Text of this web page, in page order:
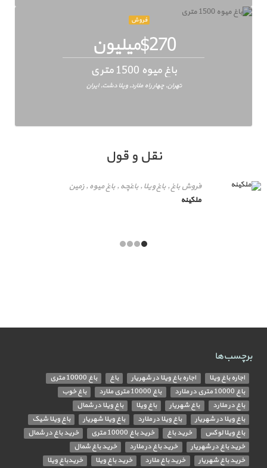
$270میلیون
فروش
باغ میوه 1500 متری
تهران, چهار راه ملارد, ویلا دشت, ایران
نقل و قول
فروش باغ , باغ ویلا , باغچه , باغ میوه , زمین
برچسب‌ها
اجاره باغ ویلا اجاره باغ ویلا در شهریار باغ
باغ 10000 متری
باغ 10000 متری در ملارد
باغ 10000 متری ملارد
باغ خوب
باغ در ملارد
باغ شهریار باغ ویلا
باغ ویلا در شمال
باغ ویلا در شهریار
باغ ویلا در ملارد باغ ویلا شهریار
باغ ویلا شیک
باغ ویلا لوکس
خرید باغ خرید باغ 10000 متری
خرید باغ در شمال
خرید باغ در شهریار
خرید باغ در ملارد
خرید باغ شمال
خرید باغ شهریار
خرید باغ ملارد خرید باغ ویلا
خریدباغ ویلا